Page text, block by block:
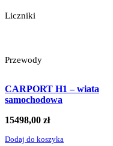
Liczniki
Przewody
CARPORT H1 – wiata
samochodowa
15498,00 zł
Dodaj do koszyka